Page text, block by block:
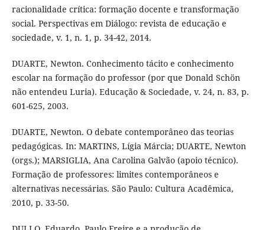
racionalidade crítica: formação docente e transformação
social. Perspectivas em Diálogo: revista de educação e
sociedade, v. 1, n. 1, p. 34-42, 2014.
DUARTE, Newton. Conhecimento tácito e conhecimento
escolar na formação do professor (por que Donald Schön
não entendeu Luria). Educação & Sociedade, v. 24, n. 83, p.
601-625, 2003.
DUARTE, Newton. O debate contemporâneo das teorias
pedagógicas. In: MARTINS, Lígia Márcia; DUARTE, Newton
(orgs.); MARSIGLIA, Ana Carolina Galvão (apoio técnico).
Formação de professores: limites contemporâneos e
alternativas necessárias. São Paulo: Cultura Acadêmica,
2010, p. 33-50.